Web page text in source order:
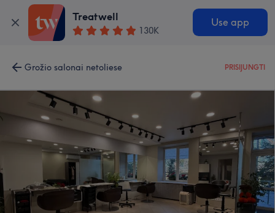
Treatwell
130K
Use app
Grožio salonai netoliese PRISIJUNGTI